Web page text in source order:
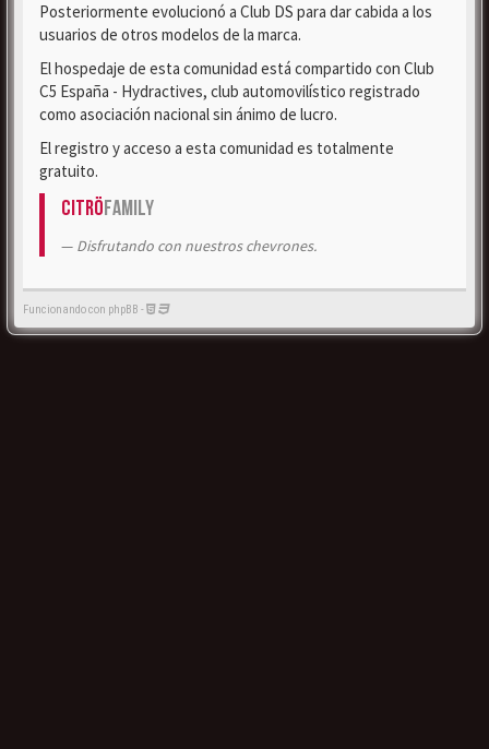
Posteriormente evolucionó a Club DS para dar cabida a los
usuarios de otros modelos de la marca.
El hospedaje de esta comunidad está compartido con Club
C5 España - Hydractives, club automovilístico registrado
como asociación nacional sin ánimo de lucro.
El registro y acceso a esta comunidad es totalmente
gratuito.
CitröFamily
Disfrutando con nuestros chevrones.
Funcionando con phpBB -